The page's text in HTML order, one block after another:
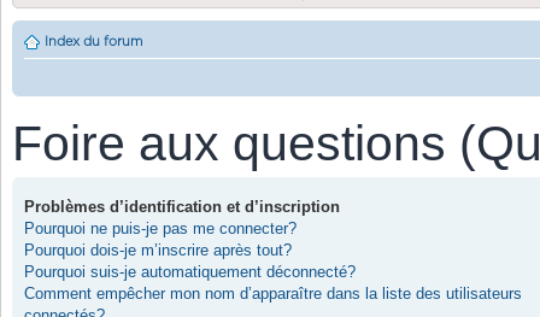
Index du forum
Foire aux questions
Problèmes d’identification et d’inscription
Pourquoi ne puis-je pas me connecter?
Pourquoi dois-je m’inscrire après tout?
Pourquoi suis-je automatiquement déconnecté?
Comment empêcher mon nom d’apparaître dans la liste des utilisateurs